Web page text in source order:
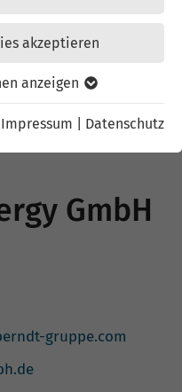
akzeptieren
anzeigen
Impressum Datenschutz
GmbH
gruppe.com